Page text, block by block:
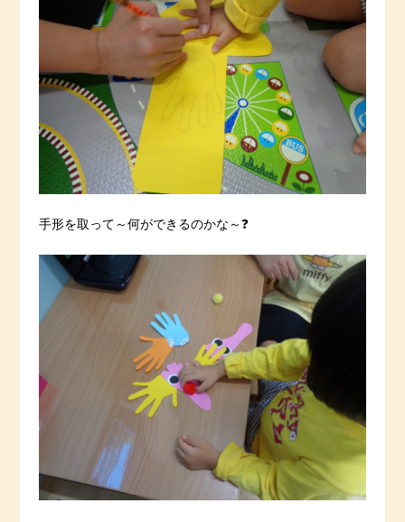
手形を取って～何ができるのかな～❓